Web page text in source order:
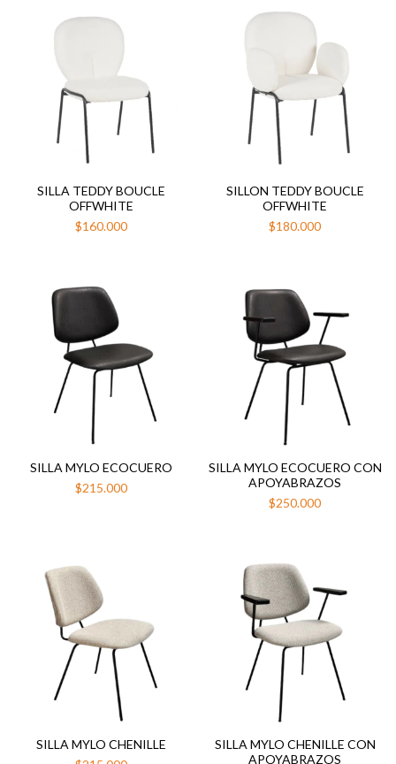
SILLA TEDDY BOUCLE
OFFWHITE
$160.000
SILLON TEDDY BOUCLE
OFFWHITE
$180.000
SILLA MYLO ECOCUERO
$215.000
SILLA MYLO ECOCUERO CON
APOYABRAZOS
$250.000
SILLA MYLO CHENILLE
SILLA MYLO CHENILLE CON
APOYABRAZOS